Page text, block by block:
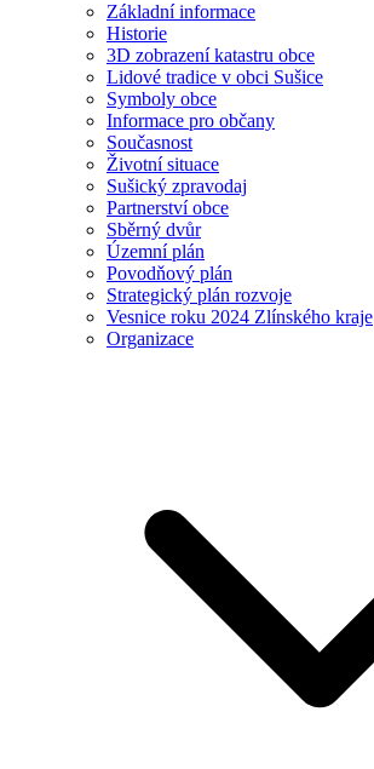
Základní informace
Historie
3D zobrazení katastru obce
Lidové tradice v obci Sušice
Symboly obce
Informace pro občany
Současnost
Životní situace
Sušický zpravodaj
Partnerství obce
Sběrný dvůr
Územní plán
Povodňový plán
Strategický plán rozvoje
Vesnice roku 2024 Zlínského kraje
Organizace